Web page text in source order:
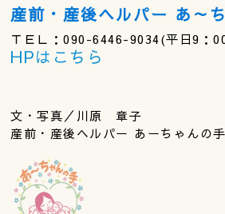
産前・産後ヘルパー あ～
ＴＥＬ：090-6446-9034(平日9：
HPはこちら
文・写真／川原 章子
産前・産後ヘルパー あーちゃんの手